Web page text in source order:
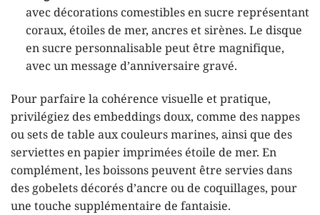
avec décorations comestibles en sucre représentant
coraux, étoiles de mer, ancres et sirènes. Le disque
en sucre personnalisable peut être magnifique,
avec un message d’anniversaire gravé.
Pour parfaire la cohérence visuelle et pratique,
privilégiez des embeddings doux, comme des nappes
ou sets de table aux couleurs marines, ainsi que des
serviettes en papier imprimées étoile de mer. En
complément, les boissons peuvent être servies dans
des gobelets décorés d’ancre ou de coquillages, pour
une touche supplémentaire de fantaisie.